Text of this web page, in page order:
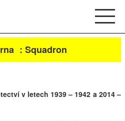
: Squadron
v letech 1939 – 1942 a 2014 –